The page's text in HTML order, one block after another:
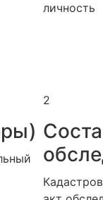
личность
2